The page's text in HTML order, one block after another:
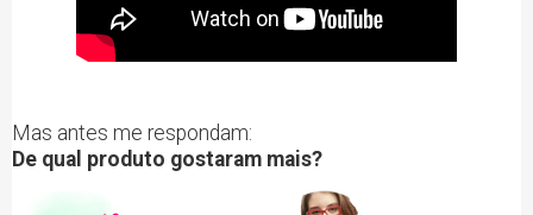
Mas antes me respondam:
De qual produto gostaram mais?